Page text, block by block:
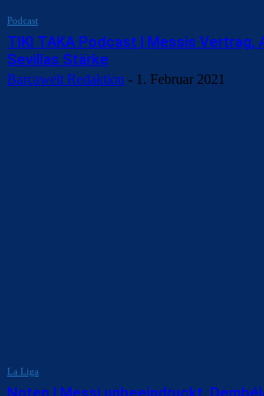
Podcast
TIKI TAKA Podcast | Messis
Sevillas Stärke
Barçawelt Redaktion - 1. Februar 2021
La Liga
Noten | Messi unbeeindruckt,